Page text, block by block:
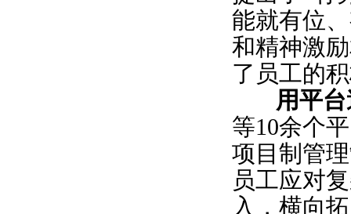
能就有位
和精神激
了员工的
用平台
等10余个
项目制管
员工应对
入，横向